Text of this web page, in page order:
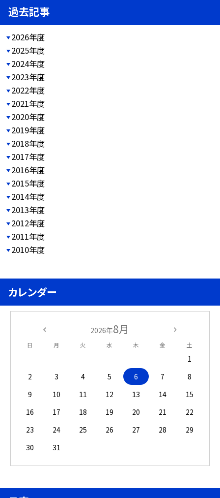
過去記事
2026年度
2025年度
2024年度
2023年度
2022年度
2021年度
2020年度
2019年度
2018年度
2017年度
2016年度
2015年度
2014年度
2013年度
2012年度
2011年度
2010年度
カレンダー
2026年8月
日 月 火 水 木 金 土
1
2
3 4 5 6 7
8
9
10 11 12 13 14
15
16
17 18 19 20 21
22
23
24 25 26 27 28
29
30
31